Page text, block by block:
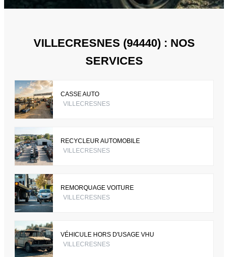
VILLECRESNES (94440) : NOS
SERVICES
CASSE AUTO
VILLECRESNES
RECYCLEUR AUTOMOBILE
VILLECRESNES
REMORQUAGE VOITURE
VILLECRESNES
VÉHICULE HORS D'USAGE VHU
VILLECRESNES